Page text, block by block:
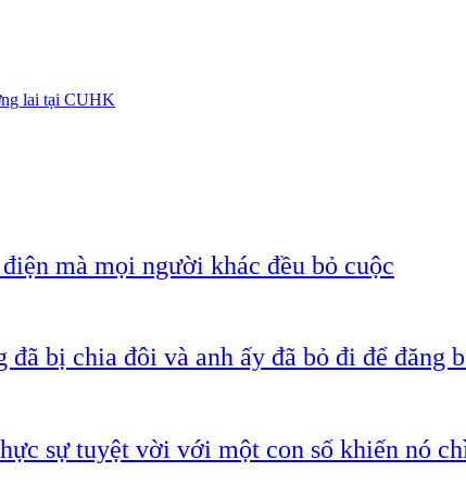
lai tại CUHK
mà mọi người khác đều bỏ cuộc
bị chia đôi và anh ấy đã bỏ đi để đăng
sự tuyệt vời với một con số khiến nó